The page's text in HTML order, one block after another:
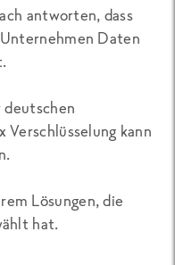
antworten, dass
Daten
Verschlüsselung kann
Lösungen, die
hat.